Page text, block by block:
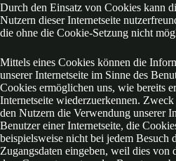
Durch den Einsatz von Cookies kann
Nutzern dieser Internetseite
die ohne die Cookie-Setzung nicht
Mittels eines Cookies können die
unserer Internetseite im Sinne des
Cookies ermöglichen uns, wie bereits
Internetseite wiederzuerkennen.
den Nutzern die Verwendung unserer
Benutzer einer Internetseite, die
beispielsweise nicht bei jedem Besuch
Zugangsdaten eingeben, weil dies von